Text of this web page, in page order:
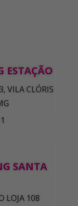
ESTAÇÃO
VILA CLÓRIS
SANTA
LOJA 108